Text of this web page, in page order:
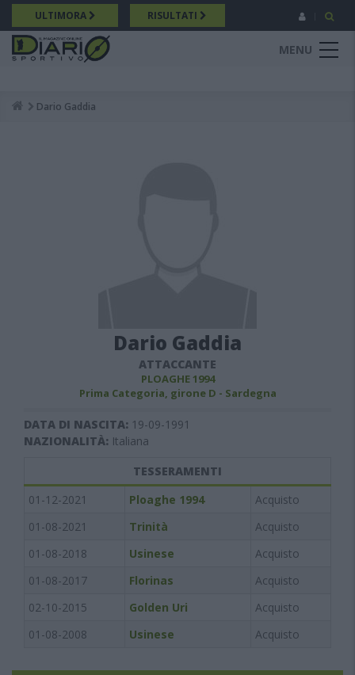
Salta
al
contenuto
principale
ULTIMORA RISULTATI
MENU
Breadcrumb
Dario Gaddia
Dario Gaddia
ATTACCANTE
PLOAGHE 1994
Prima Categoria, girone D - Sardegna
DATA DI NASCITA: 19-09-1991
NAZIONALITÀ: Italiana
TESSERAMENTI
01-12-2021
Ploaghe 1994
Acquisto
01-08-2021
Trinità
Acquisto
01-08-2018
Usinese
Acquisto
01-08-2017
Florinas
Acquisto
02-10-2015
Golden Uri
Acquisto
01-08-2008
Usinese Acquisto